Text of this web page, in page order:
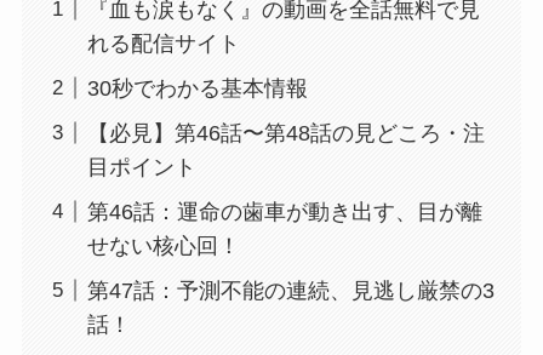
『血も涙もなく』の動画を全話無料で見
れる配信サイト
30秒でわかる基本情報
【必見】第46話〜第48話の見どころ・注
目ポイント
第46話：運命の歯車が動き出す、目が離
せない核心回！
第47話：予測不能の連続、見逃し厳禁の3
話！